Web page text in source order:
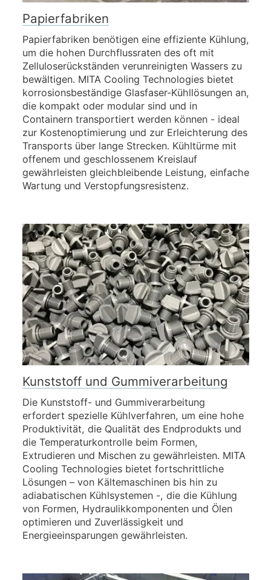
Papierfabriken
Papierfabriken benötigen eine effiziente Kühlung,
um die hohen Durchflussraten des oft mit
Zelluloserückständen verunreinigten Wassers zu
bewältigen. MITA Cooling Technologies bietet
korrosionsbeständige Glasfaser-Kühllösungen an,
die kompakt oder modular sind und in
Containern transportiert werden können - ideal
zur Kostenoptimierung und zur Erleichterung des
Transports über lange Strecken. Kühltürme mit
offenem und geschlossenem Kreislauf
gewährleisten gleichbleibende Leistung, einfache
Wartung und Verstopfungsresistenz.
Kunststoff und Gummiverarbeitung
Die Kunststoff- und Gummiverarbeitung
erfordert spezielle Kühlverfahren, um eine hohe
Produktivität, die Qualität des Endprodukts und
die Temperaturkontrolle beim Formen,
Extrudieren und Mischen zu gewährleisten. MITA
Cooling Technologies bietet fortschrittliche
Lösungen – von Kältemaschinen bis hin zu
adiabatischen Kühlsystemen -, die die Kühlung
von Formen, Hydraulikkomponenten und Ölen
optimieren und Zuverlässigkeit und
Energieeinsparungen gewährleisten.